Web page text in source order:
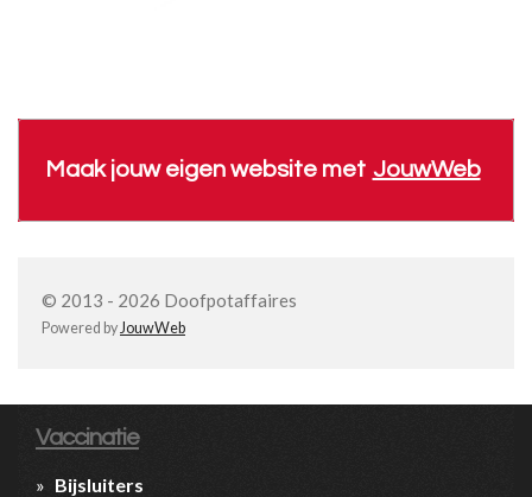
Maak jouw eigen website met JouwWeb
© 2013 - 2026 Doofpotaffaires
Powered by JouwWeb
Vaccinatie
Bijsluiters